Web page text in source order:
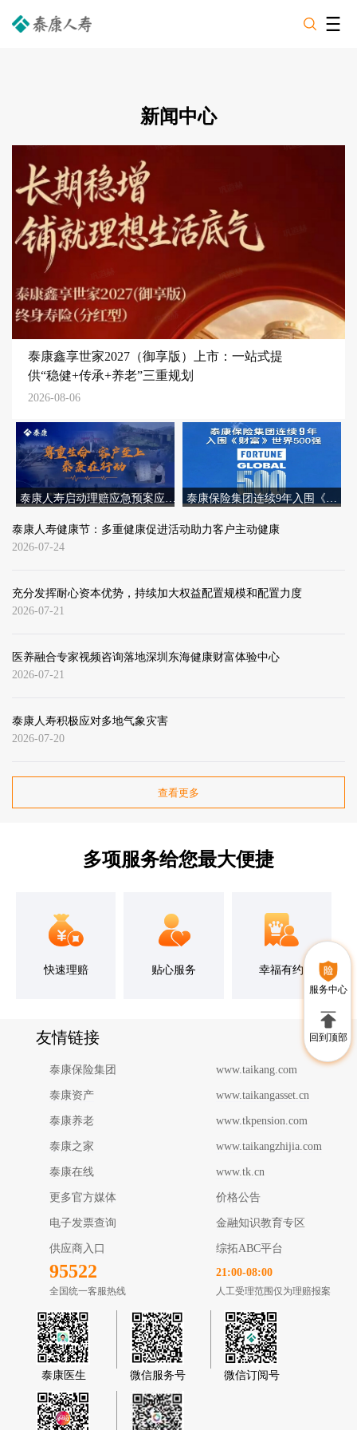
服务中心
回到顶部
新闻中心
泰康鑫享世家2027（御享版）上市：一站式提
供“稳健+传承+养老”三重规划
2026-08-06
泰康人寿启动理赔应急预案应对青海地震灾害
2026-07-28
泰康保险集团连续9年入围《财富》世界500强
2026-07-28
泰康人寿健康节：多重健康促进活动助力客户主动健康
2026-07-24
充分发挥耐心资本优势，持续加大权益配置规模和配置力度
2026-07-21
医养融合专家视频咨询落地深圳东海健康财富体验中心
2026-07-21
泰康人寿积极应对多地气象灾害
2026-07-20
查看更多
多项服务给您最大便捷
快速理赔 贴心服务 幸福有约
友情链接
泰康保险集团
泰康资产
泰康养老
泰康之家
泰康在线
www.taikang.com
www.taikangasset.cn
www.tkpension.com
www.taikangzhijia.com
www.tk.cn
更多官方媒体
电子发票查询
供应商入口
价格公告
金融知识教育专区
综拓ABC平台
95522
全国统一客服热线
21:00-08:00
人工受理范围仅为理赔报案
泰康医生 微信服务号 微信订阅号